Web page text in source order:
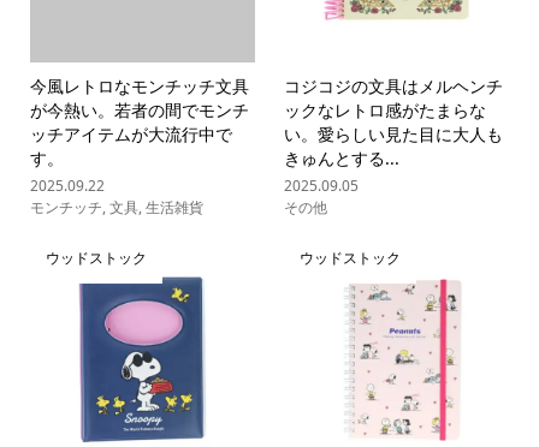
今風レトロなモンチッチ文具
が今熱い。若者の間でモンチ
ッチアイテムが大流行中で
す。
2025.09.22
モンチッチ,文具,生活雑貨
コジコジの文具はメルヘンチ
ックなレトロ感がたまらな
い。愛らしい見た目に大人も
きゅんとする...
2025.09.05
その他
ウッドストック ウッドストック